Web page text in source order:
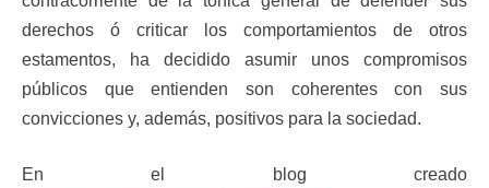
derechos ó criticar los comportamientos de otros
estamentos, ha decidido asumir unos compromisos
públicos que entienden son coherentes con sus
convicciones y, además, positivos para la sociedad.
En el blog creado